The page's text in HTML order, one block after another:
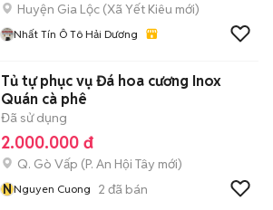
Huyện Gia Lộc (Xã Yết Kiêu mới)
Nhất Tín Ô Tô Hải Dương
Tủ tự phục vụ Đá hoa cương Inox
Quán cà phê
Đã sử dụng
2.000.000 đ
Q. Gò Vấp (P. An Hội Tây mới)
NNguyen Cuong 2 đã bán